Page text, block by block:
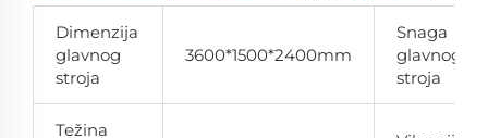
Dimenzija
glavnog
stroja
3600*1500*2400mm
Snaga
glavnog
stroja
Težina